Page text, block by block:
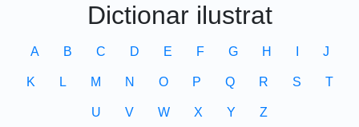
Dictionar ilustrat
A B C D E F G H J
K L M N O P Q R S T
U V W X Y Z